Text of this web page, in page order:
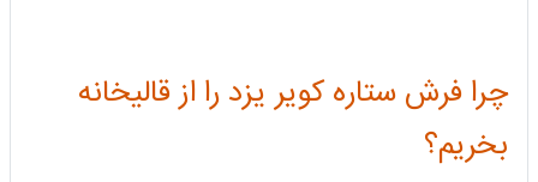
چرا فرش ستاره کویر یزد را از قالیخانه
بخریم؟